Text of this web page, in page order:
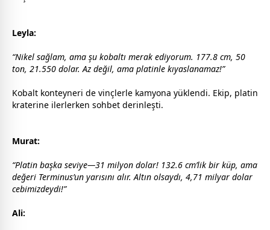
Leyla:
“Nikel sağlam, ama şu kobaltı merak ediyorum. 177.8 cm, 50
ton, 21.550 dolar. Az değil, ama platinle kıyaslanamaz!”
Kobalt konteyneri de vinçlerle kamyona yüklendi. Ekip, platin
kraterine ilerlerken sohbet derinleşti.
Murat:
“Platin başka seviye—31 milyon dolar! 132.6 cm’lik bir küp, ama
değeri Terminus’un yarısını alır. Altın olsaydı, 4,71 milyar dolar
cebimizdeydi!”
Ali: